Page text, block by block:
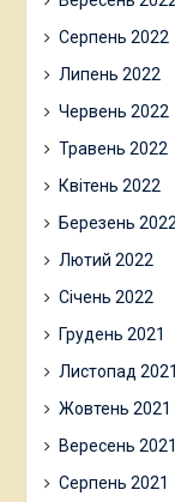
Серпень 2022
Липень 2022
Червень 2022
Травень 2022
Квітень 2022
Березень 2022
Лютий 2022
Січень 2022
Грудень 2021
Листопад 2021
Жовтень 2021
Вересень 2021
Серпень 2021